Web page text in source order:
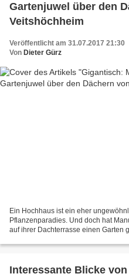
Gartenjuwel über den
Veitshöchheim
Veröffentlicht am 31.07.2017 21:30
Von Dieter Gürz
Ein Hochhaus ist ein eher
Pflanzenparadies. Und doch hat
auf ihrer Dachterrasse einen Garten
Interessante Blicke